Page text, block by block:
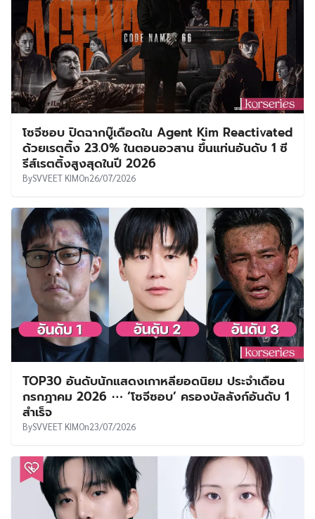
โซจีซอบ ปิดฉากบู๊เดือดใน Agent Kim Reactivated
ด้วยเรตติ้ง 23.0% ในตอนอวสาน ขึ้นแท่นอันดับ 1 ซี
รีส์เรตติ้งสูงสุดในปี 2026
BySVVEET KIMOn26/07/2026
TOP30 อันดับนักแสดงเกาหลียอดนิยม ประจำเดือน
กรกฎาคม 2026 ⋯ ‘โซจีซอบ’ ครองบัลลังก์อันดับ 1
สำเร็จ
BySVVEET KIMOn23/07/2026